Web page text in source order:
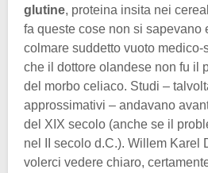
glutine, proteina insita nei
fa queste cose non si sapevano
colmare suddetto vuoto
che il dottore olandese non fu il
del morbo celiaco. Studi –
approssimativi – andavano
del XIX secolo (anche se il
nel II secolo d.C.). Willem Karel
volerci vedere chiaro,